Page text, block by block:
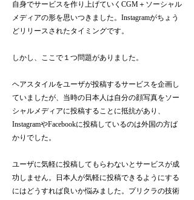
自身でサービスを作り上げていくCGM＋ソーシャル
メディアの形を思いつきました。Instagramがちょう
どリリースされたタイミングです。
しかし、ここで１つ問題がありました。
ヘアスタイルをユーザが投稿するサービスを企画し
ていましたが、当時の日本人は自分の顔写真をソー
シャルメディアに投稿することに抵抗があり、
InstagramやFacebookに投稿しているのは外国の方ば
かりでした。
ユーザに気軽に投稿してもらわないとサービスが成
功しません。日本人が気軽に投稿できるようにする
にはどうすれば良いか悩みました。プリクラの技術